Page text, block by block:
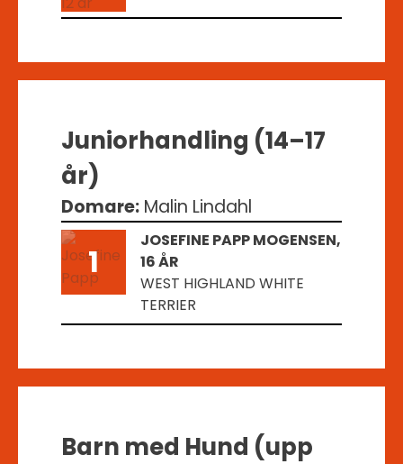
Juniorhandling (14–17
år)
Domare: Malin Lindahl
1
JOSEFINE PAPP MOGENSEN,
16 ÅR
WEST HIGHLAND WHITE
TERRIER
Barn med Hund (upp